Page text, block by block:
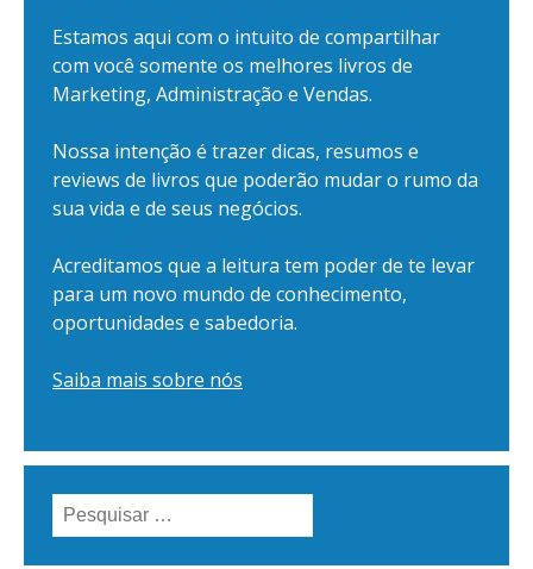
Estamos aqui com o intuito de compartilhar
com você somente os melhores livros de
Marketing, Administração e Vendas.
Nossa intenção é trazer dicas, resumos e
reviews de livros que poderão mudar o rumo da
sua vida e de seus negócios.
Acreditamos que a leitura tem poder de te levar
para um novo mundo de conhecimento,
oportunidades e sabedoria.
Saiba mais sobre nós
Pesquisar
por: